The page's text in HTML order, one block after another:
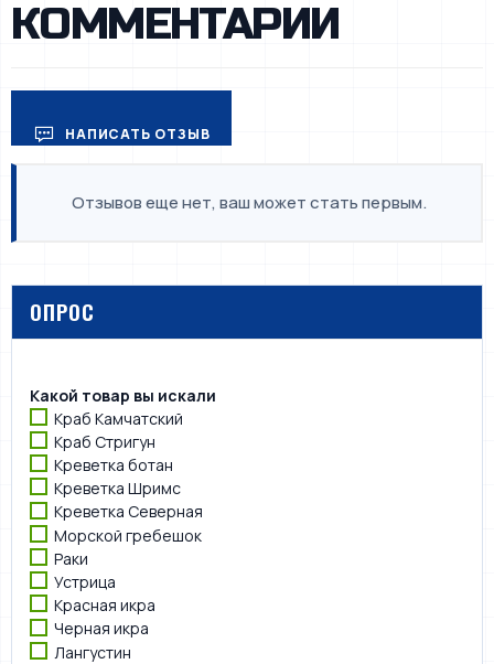
КОММЕНТАРИИ
НАПИСАТЬ ОТЗЫВ
Отзывов еще нет, ваш может стать первым.
ОПРОС
Какой товар вы искали
Краб Камчатский
Краб Стригун
Креветка ботан
Креветка Шримс
Креветка Северная
Морской гребешок
Раки
Устрица
Красная икра
Черная икра
Лангустин